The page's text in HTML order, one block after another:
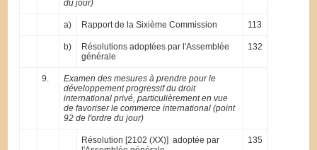
du jour)
a) Rapport de la Sixième Commission 113
b)
Résolutions adoptées par l'Assemblée
générale
132
9.
Examen des mesures à prendre pour le
développement progressif du droit
international privé, particulièrement en vue
de favoriser le commerce international (point
92 de l'ordre du jour)
Résolution [2102 (XX)] adoptée par
135